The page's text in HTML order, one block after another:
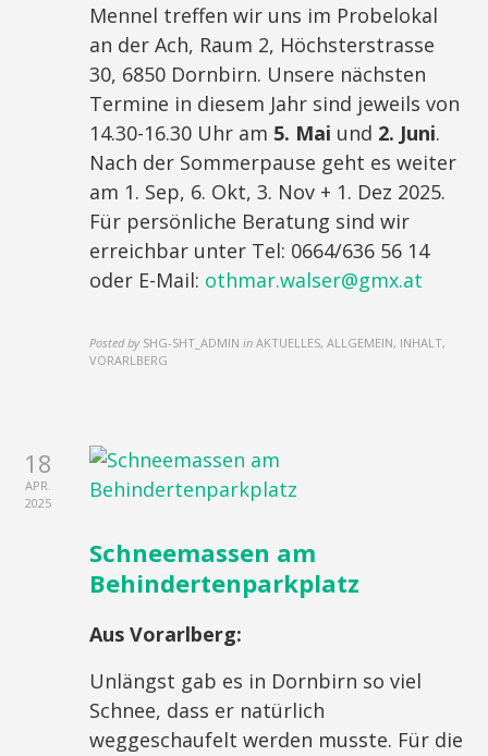
Mennel treffen wir uns im Probelokal
an der Ach, Raum 2, Höchsterstrasse
30, 6850 Dornbirn. Unsere nächsten
Termine in diesem Jahr sind jeweils von
14.30-16.30 Uhr am 5. Mai und 2. Juni.
Nach der Sommerpause geht es weiter
am 1. Sep, 6. Okt, 3. Nov + 1. Dez 2025.
Für persönliche Beratung sind wir
erreichbar unter Tel: 0664/636 56 14
oder E-Mail: othmar.walser@gmx.at
Posted by SHG-SHT_ADMIN in AKTUELLES, ALLGEMEIN, INHALT,
VORARLBERG
18
APR.
2025
Schneemassen am
Behindertenparkplatz
Aus Vorarlberg:
Unlängst gab es in Dornbirn so viel
Schnee, dass er natürlich
weggeschaufelt werden musste. Für die